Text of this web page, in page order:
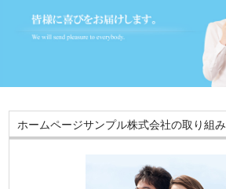
ホームページサンプル株式会社の取り組み